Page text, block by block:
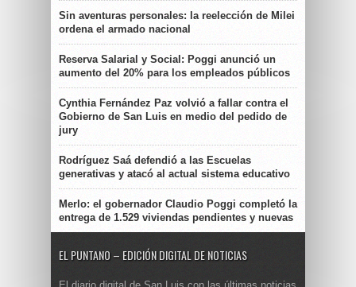
Sin aventuras personales: la reelección de Milei
ordena el armado nacional
Reserva Salarial y Social: Poggi anunció un
aumento del 20% para los empleados públicos
Cynthia Fernández Paz volvió a fallar contra el
Gobierno de San Luis en medio del pedido de
jury
Rodríguez Saá defendió a las Escuelas
generativas y atacó al actual sistema educativo
Merlo: el gobernador Claudio Poggi completó la
entrega de 1.529 viviendas pendientes y nuevas
EL PUNTANO – EDICIÓN DIGITAL DE NOTICIAS